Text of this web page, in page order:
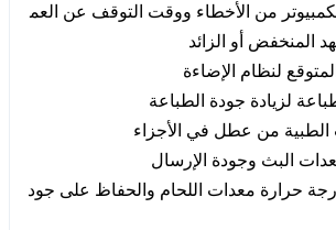
من الأخطاء ووقت التوقف عن العم
المنخفض أو الزائد
لنظام الإضاءة
لزيادة جودة الطباعة
الطبية من عطل في الأجزاء
البث وجودة الإرسال
حرارة معدات اللحام والحفاظ على جود